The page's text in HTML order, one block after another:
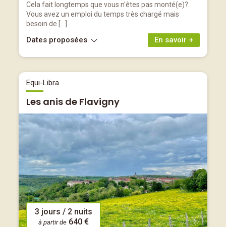
Cela fait longtemps que vous n'êtes pas monté(e)?
Vous avez un emploi du temps très chargé mais
besoin de […]
En savoir +
Dates proposées
Equi-Libra
Les anis de Flavigny
3 jours / 2 nuits
à partir de 640 €